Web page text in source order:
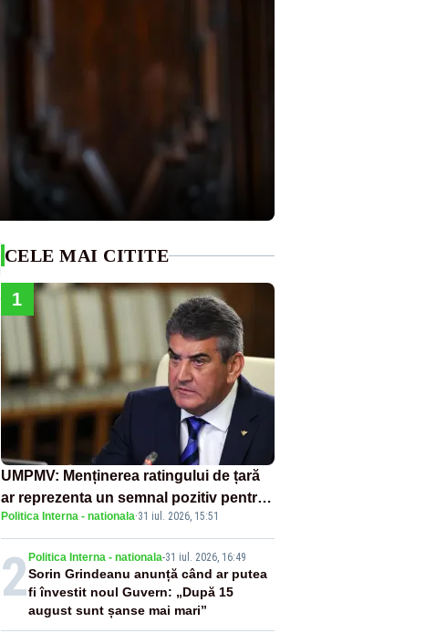
CELE MAI CITITE
1
UMPMV: Menținerea ratingului de țară
ar reprezenta un semnal pozitiv pentru
România. Autoritățile trebuie să
continue consolidarea stabilității
economice și financiare
Politica Interna - nationala·31 iul. 2026, 15:51
2 Politica Interna - nationala-31 iul. 2026, 16:49
Sorin Grindeanu anunță când ar putea
fi învestit noul Guvern: „După 15
august sunt șanse mai mari”